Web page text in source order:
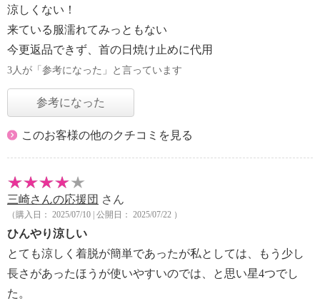
涼しくない！
来ている服濡れてみっともない
今更返品できず、首の日焼け止めに代用
3人が「参考になった」と言っています
参考になった
このお客様の他のクチコミを見る
三崎さんの応援団 さん
（購入日： 2025/07/10 | 公開日： 2025/07/22 ）
ひんやり涼しい
とても涼しく着脱が簡単であったが私としては、もう少し
長さがあったほうが使いやすいのでは、と思い星4つでし
た。